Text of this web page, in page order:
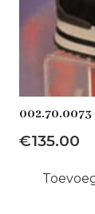
002.70.0073
€135.00